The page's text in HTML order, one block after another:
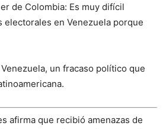
de Colombia: Es muy difícil
electorales en Venezuela porque
un fracaso político que
afirma que recibió amenazas de